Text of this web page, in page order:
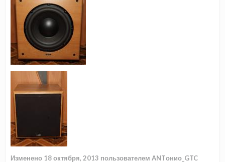
Изменено 18 октября, 2013 пользователем ANTонио_GTC